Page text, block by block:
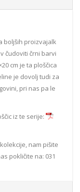
boljših proizvajalk
čudoviti črni barvi
cm je ta ploščica
je dovolj tudi za
pri nas pa le
iz te serije:
nam pišite
pokličite na: 031